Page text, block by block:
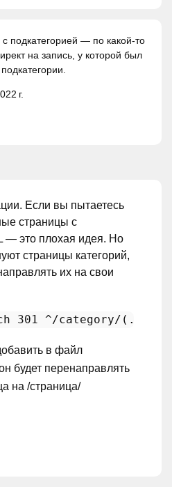
подкатегорией — по какой-то
на запись, у которой был
г.
Если вы пытаетесь
страницы с
— это плохая идея. Но
страницы категорий,
их на свои
301 ^/category/(.*)$ /
в файл
будет перенаправлять
на /страница/